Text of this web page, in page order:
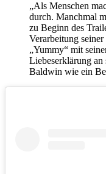
„Als Menschen
durch. Manchmal
zu Beginn des
Verarbeitung
„Yummy“ mit
Liebeserklärung
Baldwin wie ein